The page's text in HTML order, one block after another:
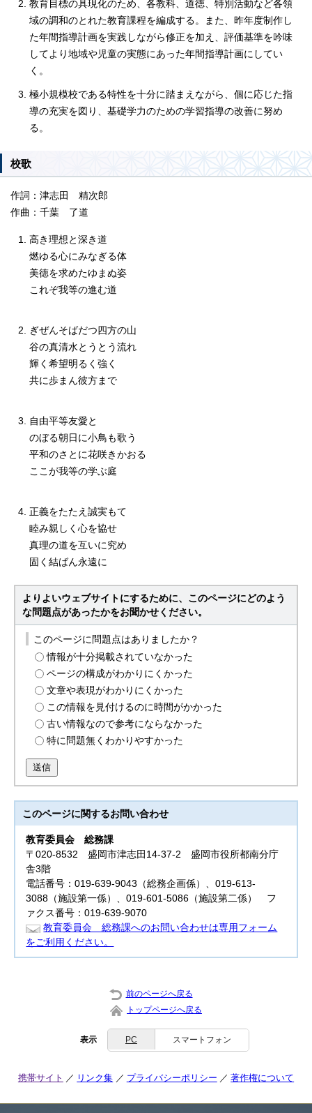
教育目標の具現化のため、各教科、道徳、特別活動など各領
域の調和のとれた教育課程を編成する。また、昨年度制作し
た年間指導計画を実践しながら修正を加え、評価基準を吟味
してより地域や児童の実態にあった年間指導計画にしてい
く。
極小規模校である特性を十分に踏まえながら、個に応じた指
導の充実を図り、基礎学力のための学習指導の改善に努め
る。
校歌
作詞：津志田 精次郎
作曲：千葉 了道
高き理想と深き道
燃ゆる心にみなぎる体
美徳を求めたゆまぬ姿
これぞ我等の進む道
ぎぜんそばだつ四方の山
谷の真清水とうとう流れ
輝く希望明るく強く
共に歩まん彼方まで
自由平等友愛と
のぼる朝日に小鳥も歌う
平和のさとに花咲きかおる
ここが我等の学ぶ庭
正義をたたえ誠実もて
睦み親しく心を協せ
真理の道を互いに究め
固く結ばん永遠に
よりよいウェブサイトにするために、このページにどのよう
な問題点があったかをお聞かせください。
このページに問題点はありましたか？
情報が十分掲載されていなかった
ページの構成がわかりにくかった
文章や表現がわかりにくかった
この情報を見付けるのに時間がかかった
古い情報なので参考にならなかった
特に問題無くわかりやすかった
送信
このページに関するお問い合わせ
教育委員会総務課
〒020-8532 盛岡市津志田14-37-2 盛岡市役所都南分庁
舎3階
電話番号：019-639-9043（総務企画係）、019-613-
3088（施設第一係）、019-601-5086（施設第二係） フ
ァクス番号：019-639-9070
教育委員会 総務課へのお問い合わせは専用フォーム
をご利用ください。
前のページへ戻る
トップページへ戻る
表示 PC スマートフォン
携帯サイト リンク集 プライバシーポリシー 著作権について